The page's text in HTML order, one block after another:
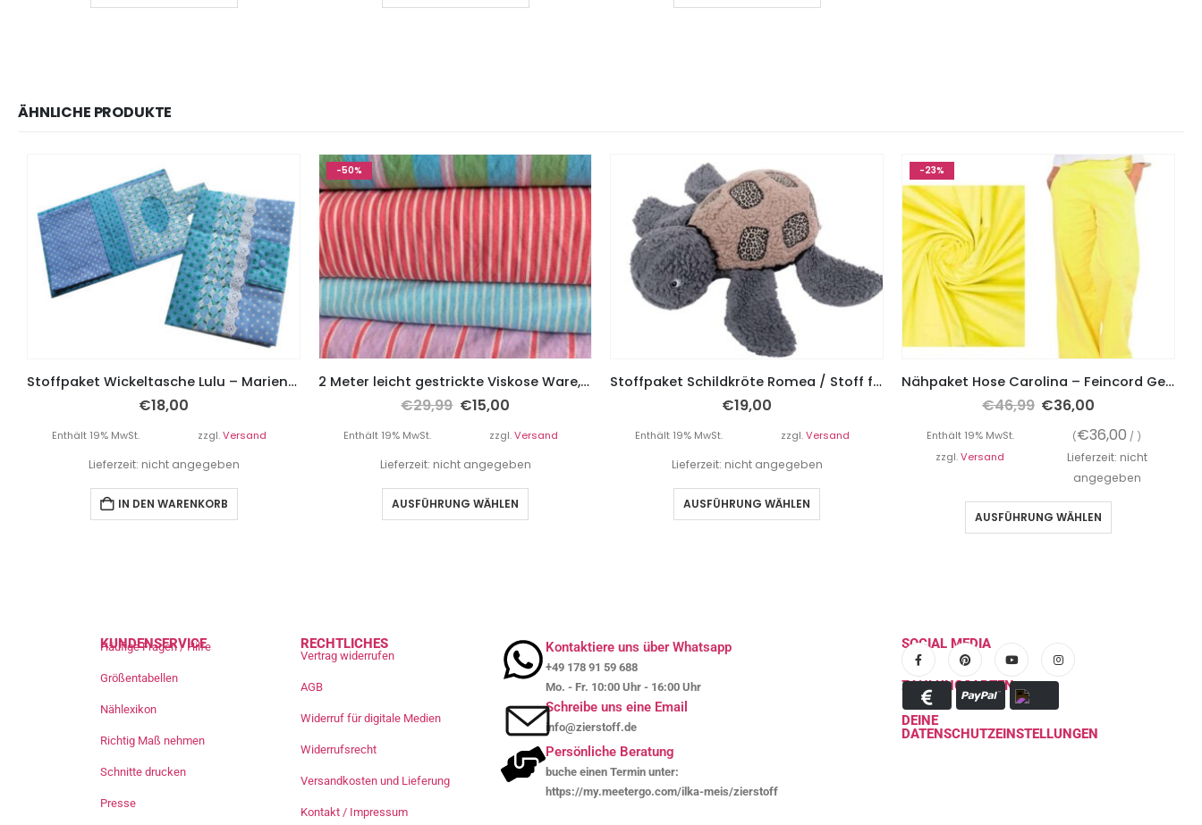
ÄHNLICHE PRODUKTE
Stoffpaket Wickeltasche Lulu – Marienhoffgaarden Stoff blaue Punkte und Blumen
€18,00
Enthält 19% MwSt. zzgl.Versand
Lieferzeit: nicht angegeben
IN DEN WARENKORB
-50%
2 Meter leicht gestrickte Viskose Ware, verschiedene Designs
€29,99 €15,00
Enthält 19% MwSt. zzgl.Versand
Lieferzeit: nicht angegeben
AUSFÜHRUNG WÄHLEN
Stoffpaket Schildkröte Romea / Stoff für 2 Kuscheltiere – Leo Braun Grau
€19,00
Enthält 19% MwSt. zzgl.Versand
Lieferzeit: nicht angegeben
AUSFÜHRUNG WÄHLEN
-23%
Nähpaket Hose Carolina – Feincord Gelb inkl. Schnittmuster auf Papier
€46,99 €36,00
Enthält 19% MwSt. (€36,00 / )
zzgl.Versand
Lieferzeit: nicht
angegeben
AUSFÜHRUNG WÄHLEN
KUNDENSERVICE
Häufige Fragen / Hilfe
Größentabellen
Nählexikon
Richtig Maß nehmen
Schnitte drucken
Presse
RECHTLICHES
Vertrag widerrufen
AGB
Widerruf für digitale Medien
Widerrufsrecht
Versandkosten und Lieferung
Kontakt / Impressum
Kontaktiere uns über Whatsapp
+49 178 91 59 688
Mo. - Fr. 10:00 Uhr - 16:00 Uhr
Schreibe uns eine Email
info@zierstoff.de
Persönliche Beratung
buche einen Termin unter:
https://my.meetergo.com/ilka-meis/zierstoff
SOCIAL MEDIA
ZAHLUNGSARTEN
DEINE
DATENSCHUTZEINSTELLUNGEN